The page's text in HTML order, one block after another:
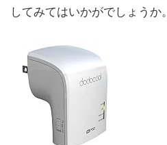
してみてはいかがでしょうか。